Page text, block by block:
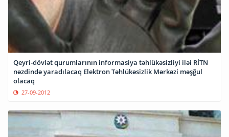
Qeyri-dövlət qurumlarının informasiya təhlükəsizliyi iləi RİTN
nəzdində yaradılacaq Elektron Təhlükəsizlik Mərkəzi məşğul
olacaq
27-09-2012